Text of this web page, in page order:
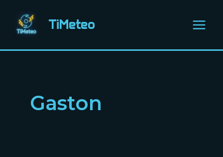
contenu
TiMeteo
Menu
Gaston